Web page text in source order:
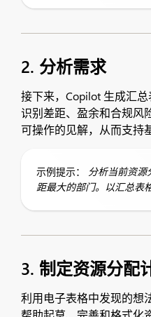
2. 分析需求
接下来，Copilot 生成汇
识别差距、盈余和合规风
可操作的见解，从而支持
示例提示：
分析当前资
距最大的部门。以汇总表
3. 制定资源分配
利用电子表格中发现的想